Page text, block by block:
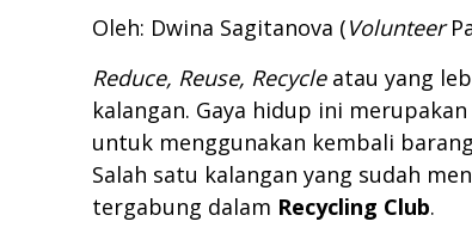
Oleh: Dwina Sagitanova (Volunteer
Reduce, Reuse, Recycle atau yang
kalangan. Gaya hidup ini
untuk menggunakan kembali
Salah satu kalangan yang sudah
tergabung dalam Recycling Club.